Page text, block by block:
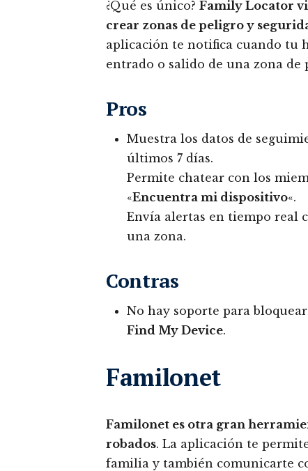
¿Qué es único? Family Locator
crear zonas de peligro y
aplicación te notifica cuando tu
entrado o salido de una zona
Pros
Muestra los datos de
últimos 7 días.
Permite chatear con los
«Encuentra mi dispositivo«.
Envía alertas en tiempo real
una zona.
Contras
No hay soporte para
Find My Device.
Familonet
Familonet es otra gran
robados. La aplicación te
familia y también comunicarte